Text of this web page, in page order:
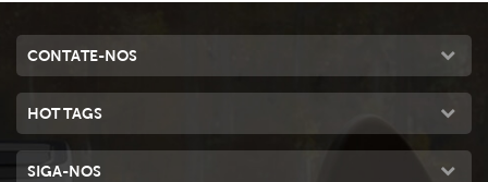
CONTATE-NOS
HOT TAGS
SIGA-NOS